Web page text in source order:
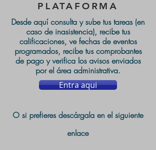
PLATAFORMA
Desde aquí consulta y sube tus tareas (en
caso de inasistencia), recibe tus
calificaciones, ve fechas de eventos
programados, recibe tus comprobantes
de pago y verifica los avisos enviados
por el área administrativa.
Entra aqui
O si prefieres descárgala en el siguiente
enlace